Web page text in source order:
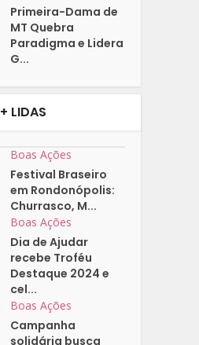
Primeira-Dama de
MT Quebra
Paradigma e Lidera
G...
+ LIDAS
Boas Ações
Festival Braseiro
em Rondonópolis:
Churrasco, M...
Boas Ações
Dia de Ajudar
recebe Troféu
Destaque 2024 e
cel...
Boas Ações
Campanha
solidária busca